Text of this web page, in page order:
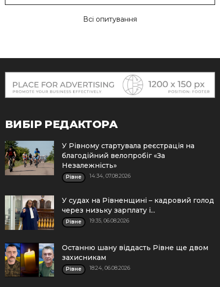
Всі опитування
ВИБІР РЕДАКТОРА
У Рівному стартувала реєстрація на
благодійний велопробіг «За
Незалежність»
Рівне 14:34, 07.08.2026
У судах на Рівненщині – кадровий голод
через низьку зарплату і...
Рівне 19:35, 06.08.2026
Останню шану віддасть Рівне ще двом
захисникам
Рівне 18:24, 06.08.2026